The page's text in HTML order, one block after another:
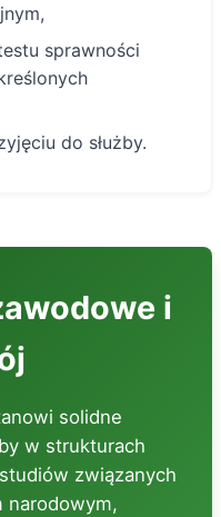
sprawności
do służby.
i
solidne
w strukturach
związanych
narodowym,